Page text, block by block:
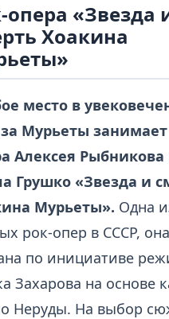
опера «Звезда
Хоакина
место в
Мурьеты
Алексея Рыбникова
Грушко «Звезда и
Мурьеты». Одна
рок-опер в СССР,
по инициативе
Захарова на основе
Неруды. На выбор